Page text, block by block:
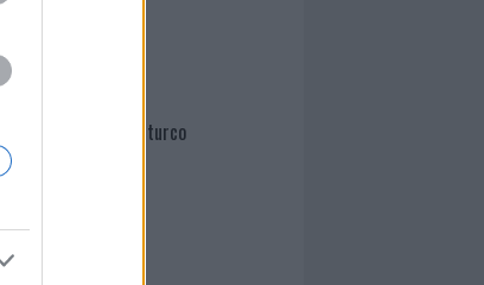
Martina Agostina Diturco
I nostri cari